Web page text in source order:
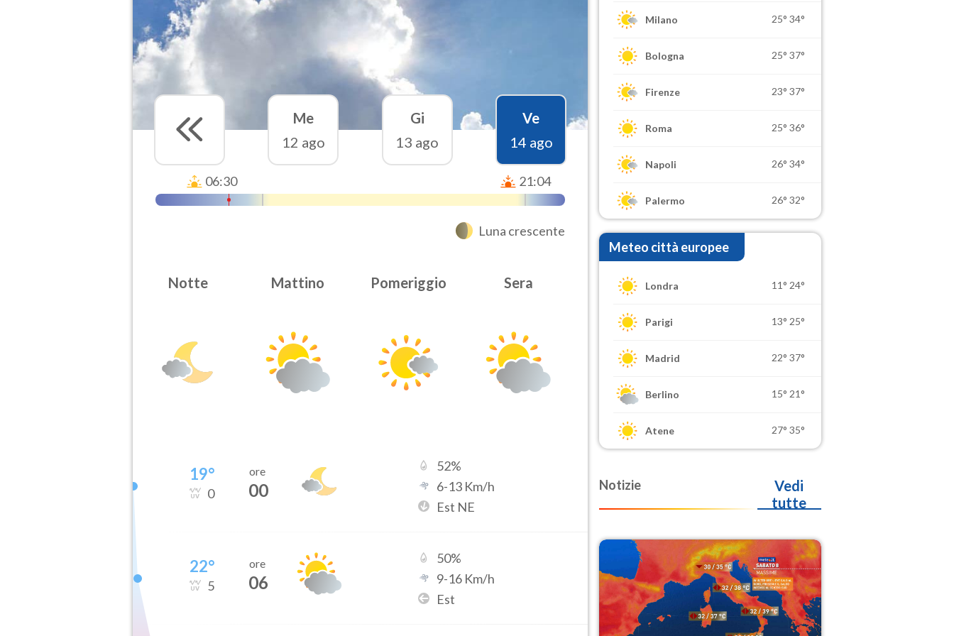
Me
12 ago
Gi
13 ago
Ve
14 ago
06:30 21:04
Luna crescente
Notte Mattino Pomeriggio Sera
19°
0
ore
00
52%
6-13 Km/h
Est NE
22°
5
ore
06
50%
9-16 Km/h
Est
Milano 25° 34°
Bologna 25° 37°
Firenze 23° 37°
Roma 25° 36°
Napoli 26° 34°
Palermo 26° 32°
Meteo città europee
Londra 11° 24°
Parigi 13° 25°
Madrid 22° 37°
Berlino 15° 21°
Atene 27° 35°
Notizie
Vedi
tutte